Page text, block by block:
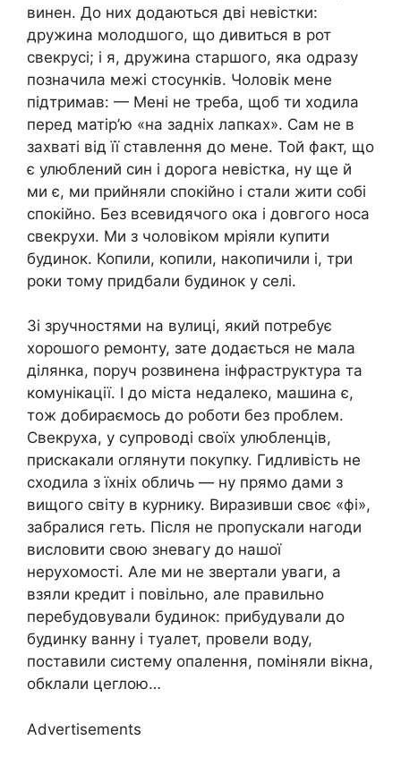
винен. До них додаються дві невістки:
дружина молодшого, що дивиться в рот
свекрусі; і я, дружина старшого, яка одразу
позначила межі стосунків. Чоловік мене
підтримав: — Мені не треба, щоб ти ходила
перед матір’ю «на задніх лапках». Сам не в
захваті від її ставлення до мене. Той факт, що
є улюблений син і дорога невістка, ну ще й
ми є, ми прийняли спокійно і стали жити собі
спокійно. Без всевидячого ока і довгого носа
свекрухи. Ми з чоловіком мріяли купити
будинок. Копили, копили, накопичили і, три
роки тому придбали будинок у селі.
Зі зручностями на вулиці, який потребує
хорошого ремонту, зате додається не мала
ділянка, поруч розвинена інфраструктура та
комунікації. І до міста недалеко, машина є,
тож добираємось до роботи без проблем.
Свекруха, у супроводі своїх улюбленців,
прискакали оглянути покупку. Гидливість не
сходила з їхніх обличь — ну прямо дами з
вищого світу в курнику. Виразивши своє «фі»,
забралися геть. Після не пропускали нагоди
висловити свою зневагу до нашої
нерухомості. Але ми не звертали уваги, а
взяли кредит і повільно, але правильно
перебудовували будинок: прибудували до
будинку ванну і туалет, провели воду,
поставили систему опалення, поміняли вікна,
обклали цеглою…
Advertisements